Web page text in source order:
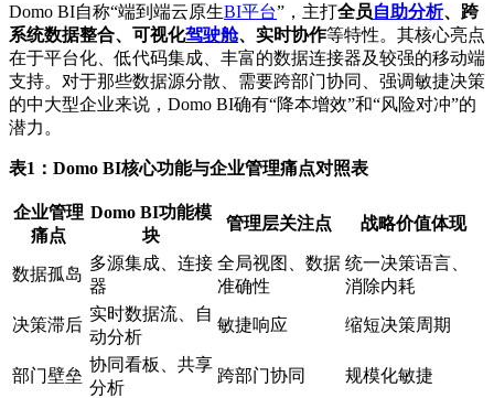
Domo BI自称“端到端云原生BI平台”，主打全员自助分析、跨
系统数据整合、可视化驾驶舱、实时协作等特性。其核心亮点
在于平台化、低代码集成、丰富的数据连接器及较强的移动端
支持。对于那些数据源分散、需要跨部门协同、强调敏捷决策
的中大型企业来说，Domo BI确有“降本增效”和“风险对冲”的
潜力。
表1：Domo BI核心功能与企业管理痛点对照表
企业管理
痛点
Domo BI功能模
块
管理层关注点 战略价值体现
数据孤岛
多源集成、连接
器
全局视图、数据
准确性
统一决策语言、
消除内耗
决策滞后
实时数据流、自
动分析
敏捷响应 缩短决策周期
部门壁垒
协同看板、共享
分析
跨部门协同 规模化敏捷